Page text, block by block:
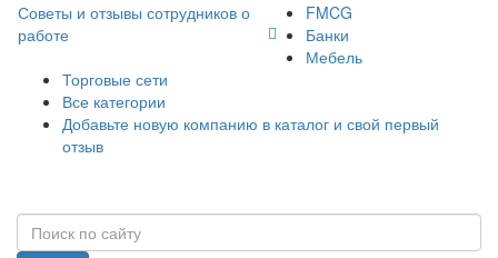
Советы и отзывы сотрудников о
работе
FMCG
Банки
Мебель
Торговые сети
Все категории
Добавьте новую компанию в каталог и свой первый
отзыв